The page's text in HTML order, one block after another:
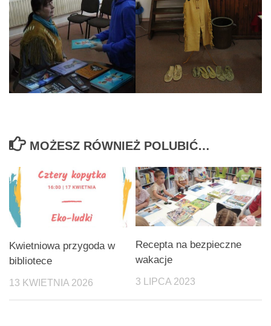
MOŻESZ RÓWNIEŻ POLUBIĆ…
Kwietniowa przygoda w
bibliotece
13 KWIETNIA 2026
Recepta na bezpieczne
wakacje
3 LIPCA 2023